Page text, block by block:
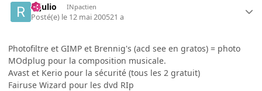
rejulio INpactien
Posté(e) le 12 mai 200521 a
Photofiltre et GIMP et Brennig's (acd see en gratos) = photo
MOdplug pour la composition musicale.
Avast et Kerio pour la sécurité (tous les 2 gratuit)
Fairuse Wizard pour les dvd RIp